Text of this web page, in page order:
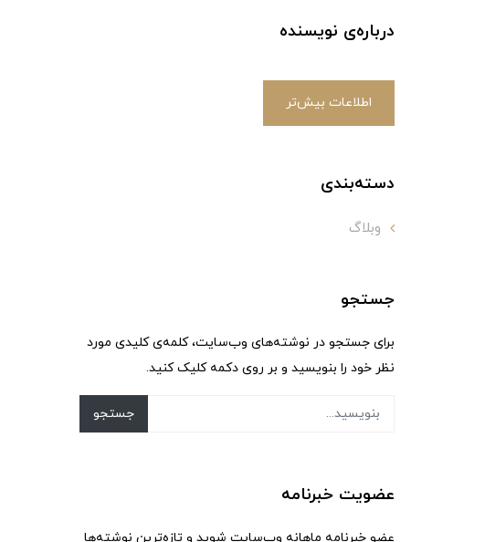
درباره‌ی نویسنده
اطلاعات بیش‌تر
دسته‌بندی
وبلاگ
جستجو
برای جستجو در نوشته‌های وب‌سایت، کلمه‌ی کلیدی مورد
نظر خود را بنویسید و بر روی دکمه کلیک کنید.
جستجو
عضویت خبرنامه
عضو خبرنامه ماهانه وب‌سایت شوید و تازه‌ترین نوشته‌ها